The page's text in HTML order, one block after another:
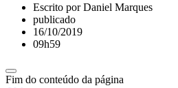
Escrito por Daniel Marques
publicado
16/10/2019
09h59
Fim do conteúdo da página